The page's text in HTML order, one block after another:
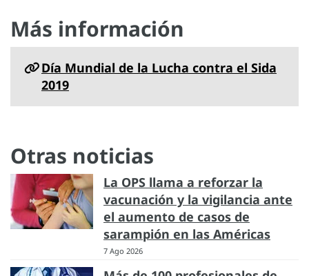
Más información
Día Mundial de la Lucha contra el Sida
2019
Otras noticias
La OPS llama a reforzar la
vacunación y la vigilancia ante
el aumento de casos de
sarampión en las Américas
7 Ago 2026